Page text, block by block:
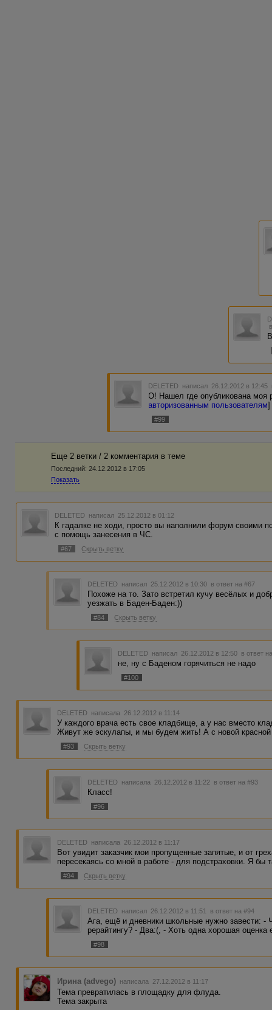
DELETED написал 26.12.2012 в 12:45
О! Нашел где опубликована моя
авторизованным пользователям]
#99
Еще 2 ветки / 2 комментария в темe
Последний: 24.12.2012 в 17:05
Показать
DELETED написал 25.12.2012 в 01:12
К гадалке не ходи, просто вы наполнили форум своими
с помощь занесения в ЧС.
#67 Скрыть ветку
DELETED написал 25.12.2012 в 10:30 в ответ на #67
Похоже на то. Зато встретил кучу весёлых и
уезжать в Баден-Баден:))
#84 Скрыть ветку
DELETED написал 26.12.2012 в 12:50 в ответ
не, ну с Баденом горячиться не надо
#100
DELETED написала 26.12.2012 в 11:14
У каждого врача есть свое кладбище, а у нас вместо
Живут же эскулапы, и мы будем жить! А с новой красной
#93 Скрыть ветку
DELETED написала 26.12.2012 в 11:22 в ответ на #93
Класс!
#96
DELETED написала 26.12.2012 в 11:17
Вот увидит заказчик мои пропущенные запятые, и от
пересекаясь со мной в работе - для подстраховки. Я бы
#94 Скрыть ветку
DELETED написал 26.12.2012 в 11:51 в ответ на #94
Ага, ещё и дневники школьные нужно завести: -
рерайтингу? - Два:(, - Хоть одна хорошая
#98
Ирина (advego) написала 27.12.2012 в 11:17
Тема превратилась в площадку для флуда.
Тема закрыта